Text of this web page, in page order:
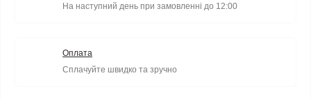
На наступний день при замовленні до 12:00
Оплата
Сплачуйте швидко та зручно